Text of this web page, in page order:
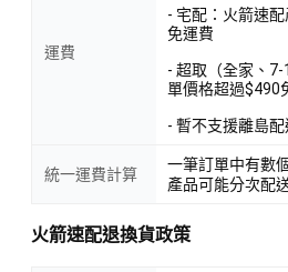
運費
- 宅配：火箭速
免運費
- 超取（全家、
單價格超過$490
- 暫不支援離島配
統一運費計算
一筆訂單中有數
產品可能分次配
火箭速配退換貨政策